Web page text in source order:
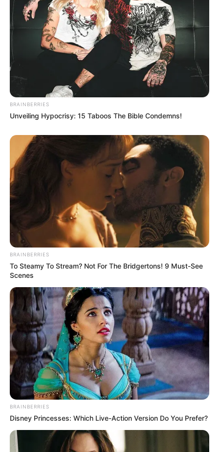
BRAINBERRIES
Unveiling Hypocrisy: 15 Taboos The Bible Condemns!
BRAINBERRIES
To Steamy To Stream? Not For The Bridgertons! 9 Must-See
Scenes
BRAINBERRIES
Disney Princesses: Which Live-Action Version Do You Prefer?